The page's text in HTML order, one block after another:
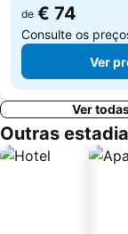
de € 74
Consulte os
Ver
Ver
Outras